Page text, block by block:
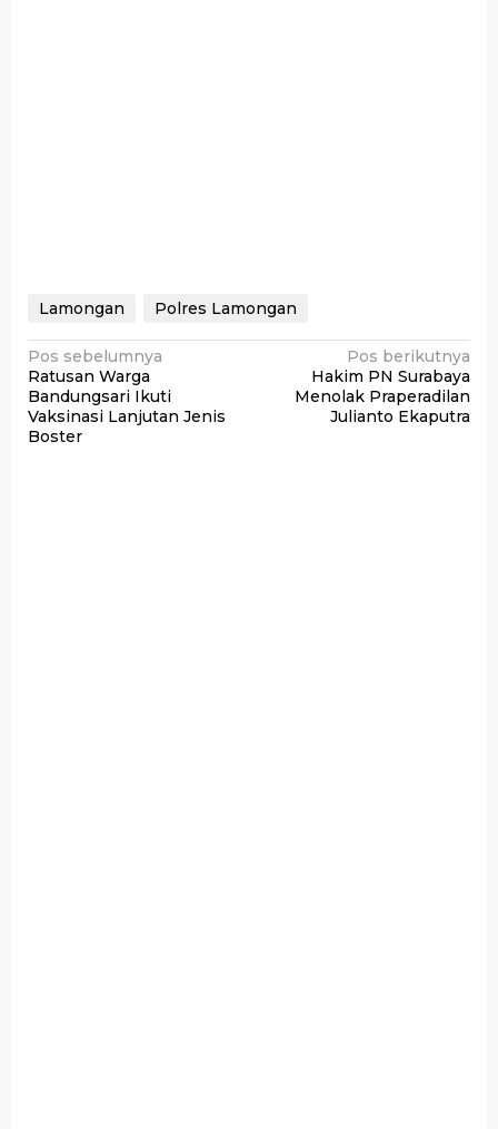
Lamongan Polres Lamongan
Navigasi
pos
Pos sebelumnya
Ratusan Warga
Bandungsari Ikuti
Vaksinasi Lanjutan Jenis
Boster
Pos berikutnya
Hakim PN Surabaya
Menolak Praperadilan
Julianto Ekaputra